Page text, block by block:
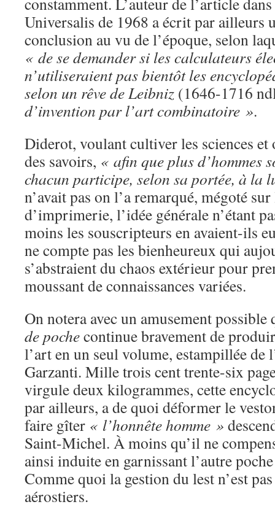
Universalis de 1968 a écrit par ailleurs
conclusion au vu de l’époque, selon
« de se demander si les calculateurs
n’utiliseraient pas bientôt les
selon un rêve de Leibniz (1646-1716
d’invention par l’art combinatoire ».
Diderot, voulant cultiver les sciences
des savoirs, « afin que plus d’hommes
chacun participe, selon sa portée, à la
n’avait pas on l’a remarqué, mégoté
d’imprimerie, l’idée générale n’étant
moins les souscripteurs en avaient-ils
ne compte pas les bienheureux qui
s’abstraient du chaos extérieur pour
moussant de connaissances variées.
On notera avec un amusement
de pochecontinue bravement de
l’art en un seul volume, estampillée de
Garzanti. Mille trois cent trente-six
virgule deux kilogrammes, cette
par ailleurs, a de quoi déformer le
faire gîter « l’honnête homme »
Saint-Michel. À moins qu’il ne
ainsi induite en garnissant l’autre
Comme quoi la gestion du lest n’est
aérostiers.